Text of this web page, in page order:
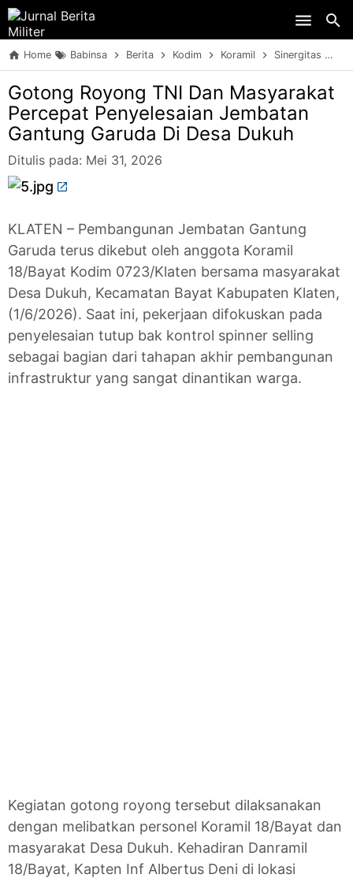
Home Babinsa Berita Kodim Koramil Sinergitas
Gotong Royong TNI Dan Masyarakat
Percepat Penyelesaian Jembatan
Gantung Garuda Di Desa Dukuh
Ditulis pada: Mei 31, 2026
KLATEN – Pembangunan Jembatan Gantung
Garuda terus dikebut oleh anggota Koramil
18/Bayat Kodim 0723/Klaten bersama masyarakat
Desa Dukuh, Kecamatan Bayat Kabupaten Klaten,
(1/6/2026). Saat ini, pekerjaan difokuskan pada
penyelesaian tutup bak kontrol spinner selling
sebagai bagian dari tahapan akhir pembangunan
infrastruktur yang sangat dinantikan warga.
Kegiatan gotong royong tersebut dilaksanakan
dengan melibatkan personel Koramil 18/Bayat dan
masyarakat Desa Dukuh. Kehadiran Danramil
18/Bayat, Kapten Inf Albertus Deni di lokasi